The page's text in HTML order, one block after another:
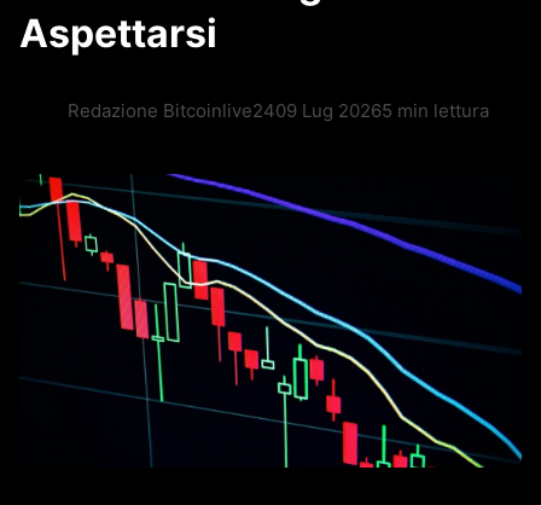
Aspettarsi
Redazione Bitcoinlive2409 Lug 20265 min lettura